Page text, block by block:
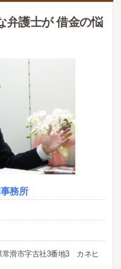
弁護士が 借金の悩
務所
滑市字古社3番地3 カネヒ